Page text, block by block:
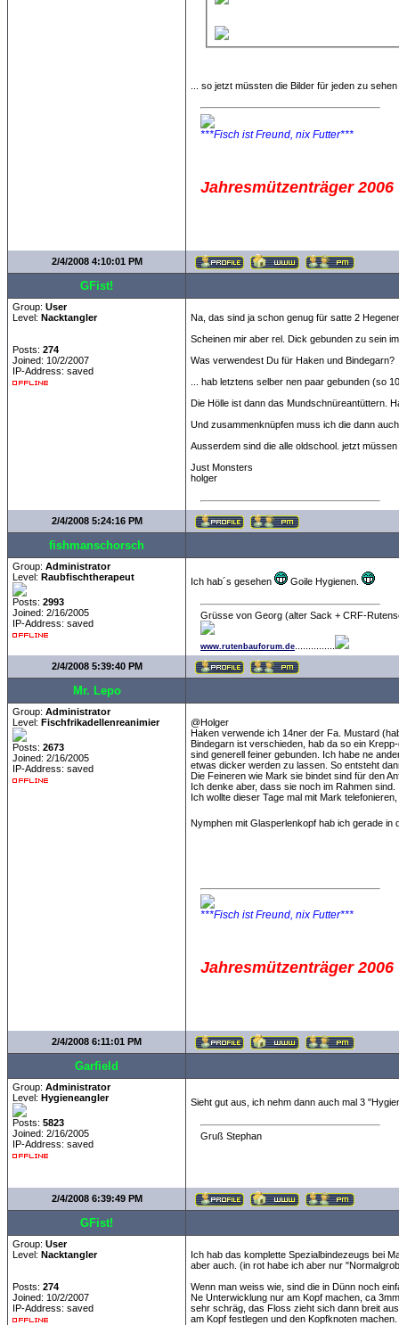
... so jetzt müssten die Bilder für jeden zu
***Fisch ist Freund, nix Futter***
Jahresmützenträger 2006
2/4/2008 4:10:01 PM
GFist!
Group: User
Level: Nacktangler
Posts: 274
Joined: 10/2/2007
IP-Address: saved
Na, das sind ja schon genug für satte 2
Scheinen mir aber rel. Dick gebunden zu sein
Was verwendest Du für Haken und Bindegarn?
... hab letztens selber nen paar gebunden (so
Die Hölle ist dann das Mundschnüreantüttern.
Und zusammenknüpfen muss ich die dann
Ausserdem sind die alle oldschool. jetzt
Just Monsters
holger
2/4/2008 5:24:16 PM
fishmanschorsch
Group: Administrator
Level: Raubfischtherapeut
Posts: 2993
Joined: 2/16/2005
IP-Address: saved
Ich hab´s gesehen Goile Hygienen.
Grüsse von Georg (alter Sack + CRF-
www.rutenbauforum.de
2/4/2008 5:39:40 PM
Mr. Lepo
Group: Administrator
Level: Fischfrikadellenreanimier
Posts: 2673
Joined: 2/16/2005
IP-Address: saved
@Holger
Haken verwende ich 14ner der Fa. Mustard
Bindegarn ist verschieden, hab da so ein
sind generell feiner gebunden. Ich habe ne
etwas dicker werden zu lassen. So entsteht
Die Feineren wie Mark sie bindet sind für den
Ich denke aber, dass sie noch im Rahmen sind.
Ich wollte dieser Tage mal mit Mark
Nymphen mit Glasperlenkopf hab ich gerade
***Fisch ist Freund, nix Futter***
Jahresmützenträger 2006
2/4/2008 6:11:01 PM
Garfield
Group: Administrator
Level: Hygieneangler
Posts: 5823
Joined: 2/16/2005
IP-Address: saved
Sieht gut aus, ich nehm dann auch mal 3
Gruß Stephan
2/4/2008 6:39:49 PM
GFist!
Group: User
Level: Nacktangler
Posts: 274
Joined: 10/2/2007
IP-Address: saved
Ich hab das komplette Spezialbindezeugs bei
aber auch. (in rot habe ich aber nur
Wenn man weiss wie, sind die in Dünn noch
Ne Unterwicklung nur am Kopf machen, ca
sehr schräg, das Floss zieht sich dann breit
am Kopf festlegen und den Kopfknoten machen.